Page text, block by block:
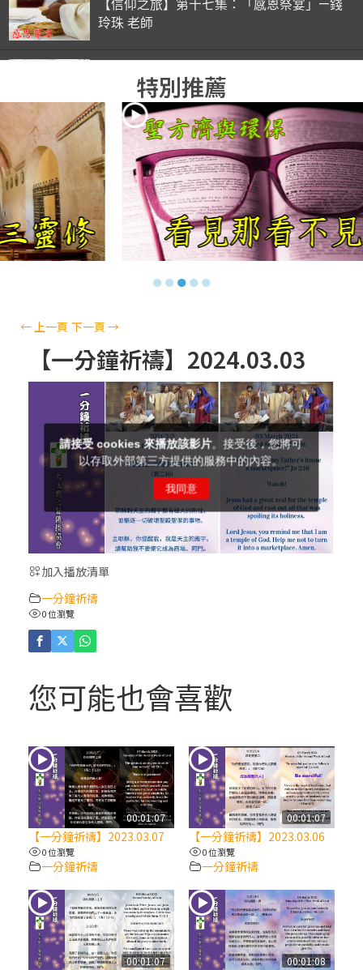
【信仰之旅】第十七集：「感恩祭宴」—錢
玲珠 老師
錢玲珠 老師
【信仰之旅】第十五集：「入門聖事」—錢
玲珠 老師
【信仰之旅】第十四集：「天主十誡(下)」
—金毓瑋 神父
【信仰之旅】第十三集：「天主十誡(上)」
—金毓瑋 神父
【信仰之旅】第十二集：「聖母、聖人」—
高樂祈 修女
【信仰之旅】第十一集：「教 會」(推廣片)
【信仰之旅】第十一集：「教 會」—林必能
神父
【信仰之旅】第十集：「逾越奧蹟」— 錢玲
珠老師
(5)黃敏正主教帶你做「四旬期避靜」—【逾
人相遇
(2)黃敏正主教帶你做「四旬期避靜」—【逾
越的智慧】：七項齋戒的意義與益處
【信仰之旅】第九集：「如果你的痛苦比快
樂多」—歐義明神父 / 應芝莉老師
(1)黃敏正主教帶你做「四旬期避靜」—【逾
越的智慧】：聖方濟的靈修，「不占為己
有」
特別推薦
●●●●●
← 上一頁 下一頁→
【一分鐘祈禱】2024.03.03
加入播放清單
一分鐘祈禱
0 位瀏覽
您可能也會喜歡
00:01:07
【一分鐘祈禱】2023.03.07
0 位瀏覽
一分鐘祈禱
00:01:07
【一分鐘祈禱】2023.03.06
0 位瀏覽
一分鐘祈禱
00:01:07 00:01:08